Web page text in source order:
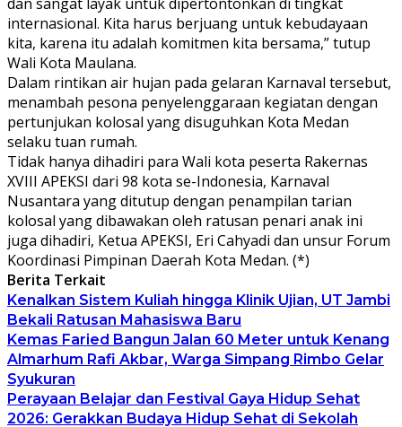
internasional. Kita harus berjuang untuk kebudayaan
kita, karena itu adalah komitmen kita bersama,” tutup
Wali Kota Maulana.
Dalam rintikan air hujan pada gelaran Karnaval tersebut,
menambah pesona penyelenggaraan kegiatan dengan
pertunjukan kolosal yang disuguhkan Kota Medan
selaku tuan rumah.
Tidak hanya dihadiri para Wali kota peserta Rakernas
XVIII APEKSI dari 98 kota se-Indonesia, Karnaval
Nusantara yang ditutup dengan penampilan tarian
kolosal yang dibawakan oleh ratusan penari anak ini
juga dihadiri, Ketua APEKSI, Eri Cahyadi dan unsur Forum
Koordinasi Pimpinan Daerah Kota Medan. (*)
Berita Terkait
Kenalkan Sistem Kuliah hingga Klinik Ujian, UT Jambi
Bekali Ratusan Mahasiswa Baru
Kemas Faried Bangun Jalan 60 Meter untuk Kenang
Almarhum Rafi Akbar, Warga Simpang Rimbo Gelar
Syukuran
Perayaan Belajar dan Festival Gaya Hidup Sehat
2026: Gerakkan Budaya Hidup Sehat di Sekolah